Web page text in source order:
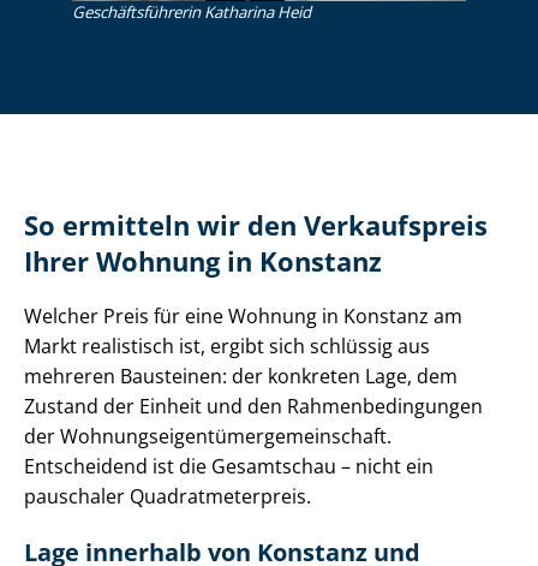
Ge­schäfts­füh­re­rin Katharina Heid
So ermitteln wir den Verkaufspreis
Ihrer Wohnung in Konstanz
Welcher Preis für eine Wohnung in Konstanz am
Markt realistisch ist, ergibt sich schlüssig aus
mehreren Bausteinen: der konkreten Lage, dem
Zustand der Einheit und den Rah­men­be­din­gun­gen
der Woh­nungs­ei­gen­tü­mer­ge­mein­schaft.
Entscheidend ist die Gesamtschau – nicht ein
pauschaler Qua­drat­me­ter­preis.
Lage innerhalb von Konstanz und